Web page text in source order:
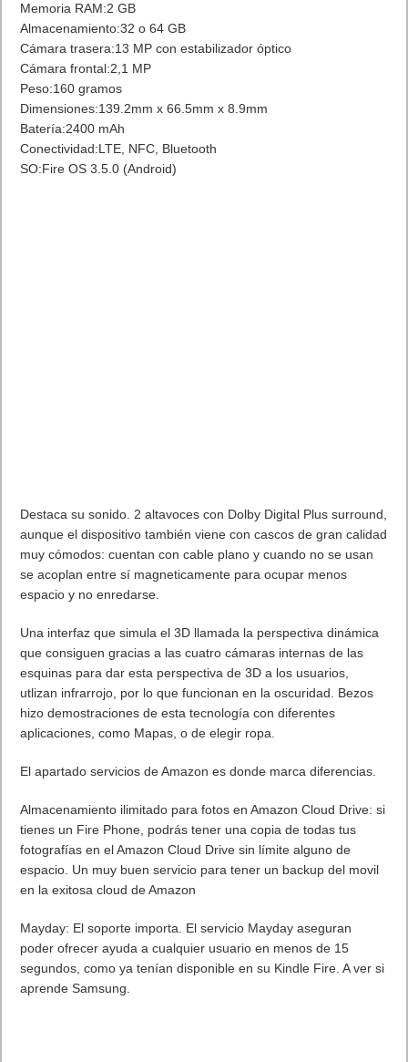
Memoria RAM:2 GB
Almacenamiento:32 o 64 GB
Cámara trasera:13 MP con estabilizador óptico
Cámara frontal:2,1 MP
Peso:160 gramos
Dimensiones:139.2mm x 66.5mm x 8.9mm
Batería:2400 mAh
Conectividad:LTE, NFC, Bluetooth
SO:Fire OS 3.5.0 (Android)
Destaca su sonido. 2 altavoces con Dolby Digital Plus surround,
aunque el dispositivo también viene con cascos de gran calidad
muy cómodos: cuentan con cable plano y cuando no se usan
se acoplan entre sí magneticamente para ocupar menos
espacio y no enredarse.
Una interfaz que simula el 3D llamada la perspectiva dinámica
que consiguen gracias a las cuatro cámaras internas de las
esquinas para dar esta perspectiva de 3D a los usuarios,
utlizan infrarrojo, por lo que funcionan en la oscuridad. Bezos
hizo demostraciones de esta tecnología con diferentes
aplicaciones, como Mapas, o de elegir ropa.
El apartado servicios de Amazon es donde marca diferencias.
Almacenamiento ilimitado para fotos en Amazon Cloud Drive: si
tienes un Fire Phone, podrás tener una copia de todas tus
fotografías en el Amazon Cloud Drive sin límite alguno de
espacio. Un muy buen servicio para tener un backup del movil
en la exitosa cloud de Amazon
Mayday: El soporte importa. El servicio Mayday aseguran
poder ofrecer ayuda a cualquier usuario en menos de 15
segundos, como ya tenían disponible en su Kindle Fire. A ver si
aprende Samsung.